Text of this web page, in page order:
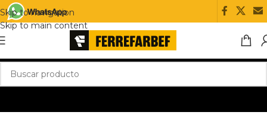
Skip to navigation
Skip to main content